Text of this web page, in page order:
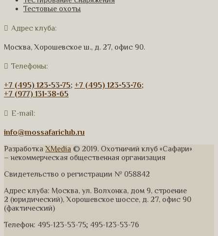
Тестовые охоты
Адрес клуба:
Москва, Хорошевское ш., д. 27, офис 90.
Телефоны:
+7 (495) 123-53-75; +7 (495) 123-53-76;
+7 (977) 131-38-65
E-mail:
info@mossafariclub.ru
Разработка XMedia © 2019. Охотничий клуб «Сафари»
– некоммерческая общественная организация
Свидетельство о регистрации № 058842
Адрес клуба: Москва, ул. Волхонка, дом 9, строение
2 (юридический), Хорошевское шоссе, д. 27, офис 90
(фактический)
Телефон: 495-123-53-75; 495-123-53-76